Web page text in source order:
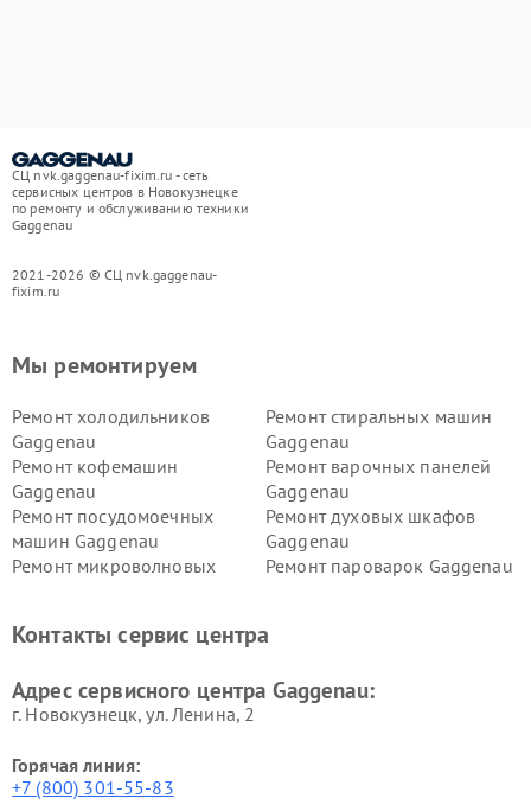
СЦ nvk.gaggenau-fixim.ru - сеть
сервисных центров в Новокузнецке
по ремонту и обслуживанию техники
Gaggenau
2021-2026 © СЦ nvk.gaggenau-
fixim.ru
Мы ремонтируем
Ремонт холодильников
Gaggenau
Ремонт стиральных машин
Gaggenau
Ремонт кофемашин
Gaggenau
Ремонт варочных панелей
Gaggenau
Ремонт посудомоечных
машин Gaggenau
Ремонт духовых шкафов
Gaggenau
Ремонт микроволновых
Ремонт пароварок Gaggenau
Контакты сервис центра
Адрес сервисного центра Gaggenau:
г. Новокузнецк, ул. Ленина, 2
Горячая линия:
+7 (800) 301-55-83